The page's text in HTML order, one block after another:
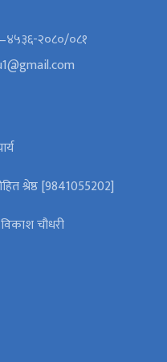
–४५३६-२०८०/०८१
श्रेष्ठ [9841055202]
विकाश चौधरी